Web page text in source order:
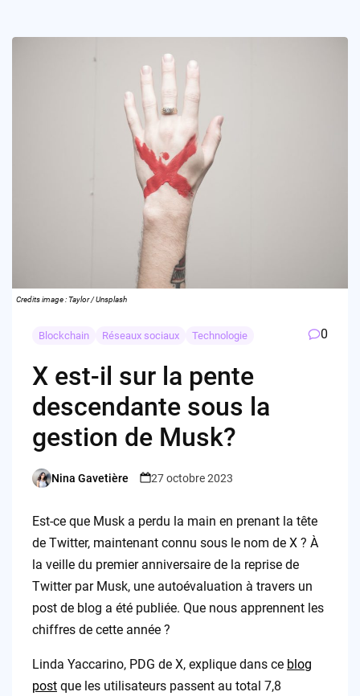
Credits image : Taylor / Unsplash
Blockchain Réseaux sociaux Technologie 0
X est-il sur la pente
descendante sous la
gestion de Musk?
Posted
Nina Gavetière 27 octobre 2023
Est-ce que Musk a perdu la main en prenant la tête
de Twitter, maintenant connu sous le nom de X ? À
la veille du premier anniversaire de la reprise de
Twitter par Musk, une autoévaluation à travers un
post de blog a été publiée. Que nous apprennent les
chiffres de cette année ?
Linda Yaccarino, PDG de X, explique dans ce blog
postque les utilisateurs passent au total 7,8